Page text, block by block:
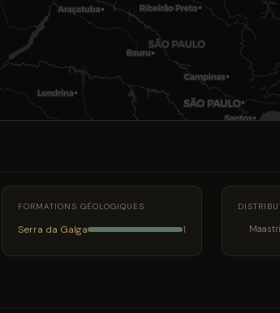
FORMATIONS GÉOLOGIQUES
Serra da Galga 1